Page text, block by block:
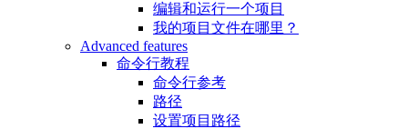
编辑和运行一个项目
我的项目文件在哪里？
Advanced features
命令行教程
命令行参考
路径
设置项目路径